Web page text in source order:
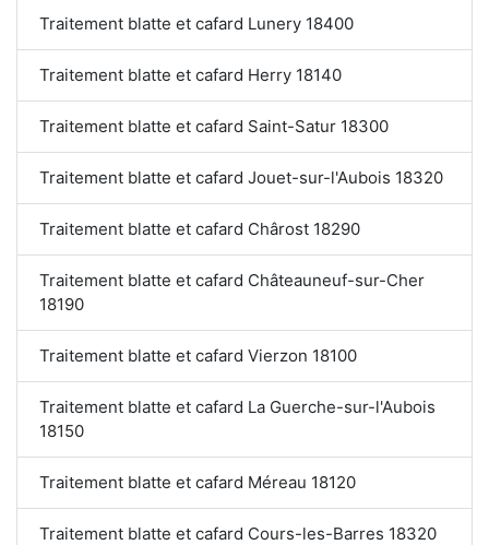
Traitement blatte et cafard Lunery 18400
Traitement blatte et cafard Herry 18140
Traitement blatte et cafard Saint-Satur 18300
Traitement blatte et cafard Jouet-sur-l'Aubois 18320
Traitement blatte et cafard Chârost 18290
Traitement blatte et cafard Châteauneuf-sur-Cher
18190
Traitement blatte et cafard Vierzon 18100
Traitement blatte et cafard La Guerche-sur-l'Aubois
18150
Traitement blatte et cafard Méreau 18120
Traitement blatte et cafard Cours-les-Barres 18320